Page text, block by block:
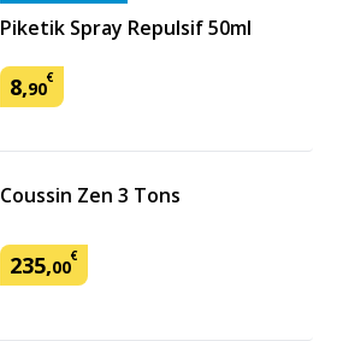
Piketik Spray Repulsif 50ml
8,90€
Coussin Zen 3 Tons
235,00€